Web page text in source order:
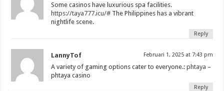
Some casinos have luxurious spa facilities.
https://taya777.icu/# The Philippines has a vibrant
nightlife scene.
Reply
LannyTof Februari 1, 2025 at 7:43 pm
A variety of gaming options cater to everyone.:phtaya –
phtaya casino
Reply